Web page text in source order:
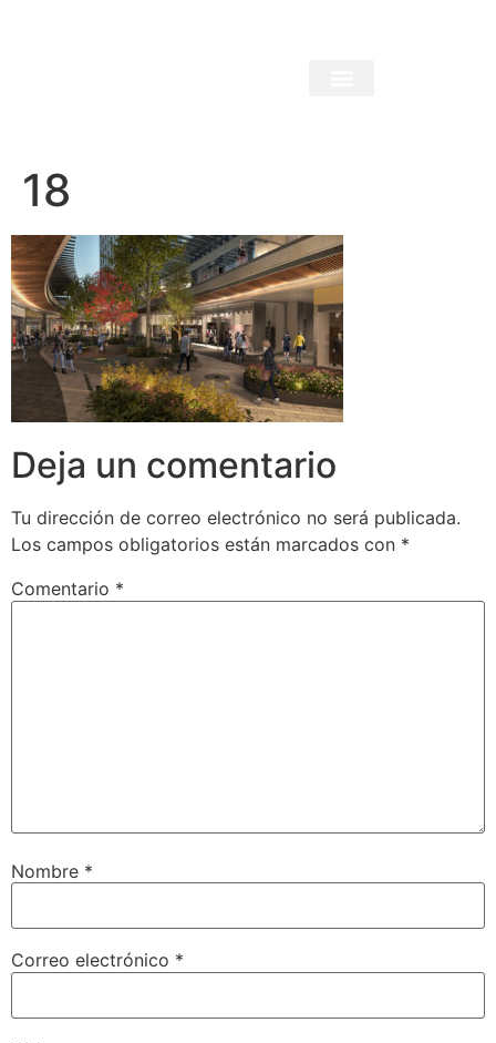
18
Deja un comentario
Tu dirección de correo electrónico no será publicada.
Los campos obligatorios están marcados con *
Comentario *
Nombre *
Correo electrónico *